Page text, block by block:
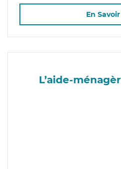
En
L’aide-